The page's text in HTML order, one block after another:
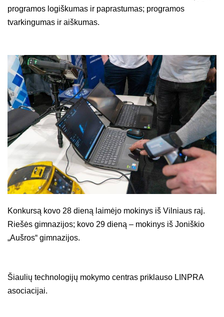
programos logiškumas ir paprastumas; programos
tvarkingumas ir aiškumas.
Konkursą kovo 28 dieną laimėjo mokinys iš Vilniaus raj.
Riešės gimnazijos; kovo 29 dieną – mokinys iš Joniškio
„Aušros“ gimnazijos.
Šiaulių technologijų mokymo centras priklauso LINPRA
asociacijai.